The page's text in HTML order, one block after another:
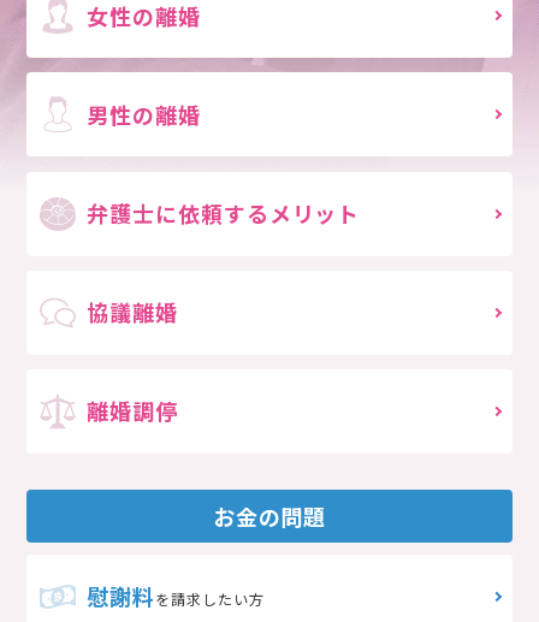
女性の離婚
男性の離婚
弁護士に依頼するメリット
協議離婚
離婚調停
お金の問題
慰謝料を請求したい方